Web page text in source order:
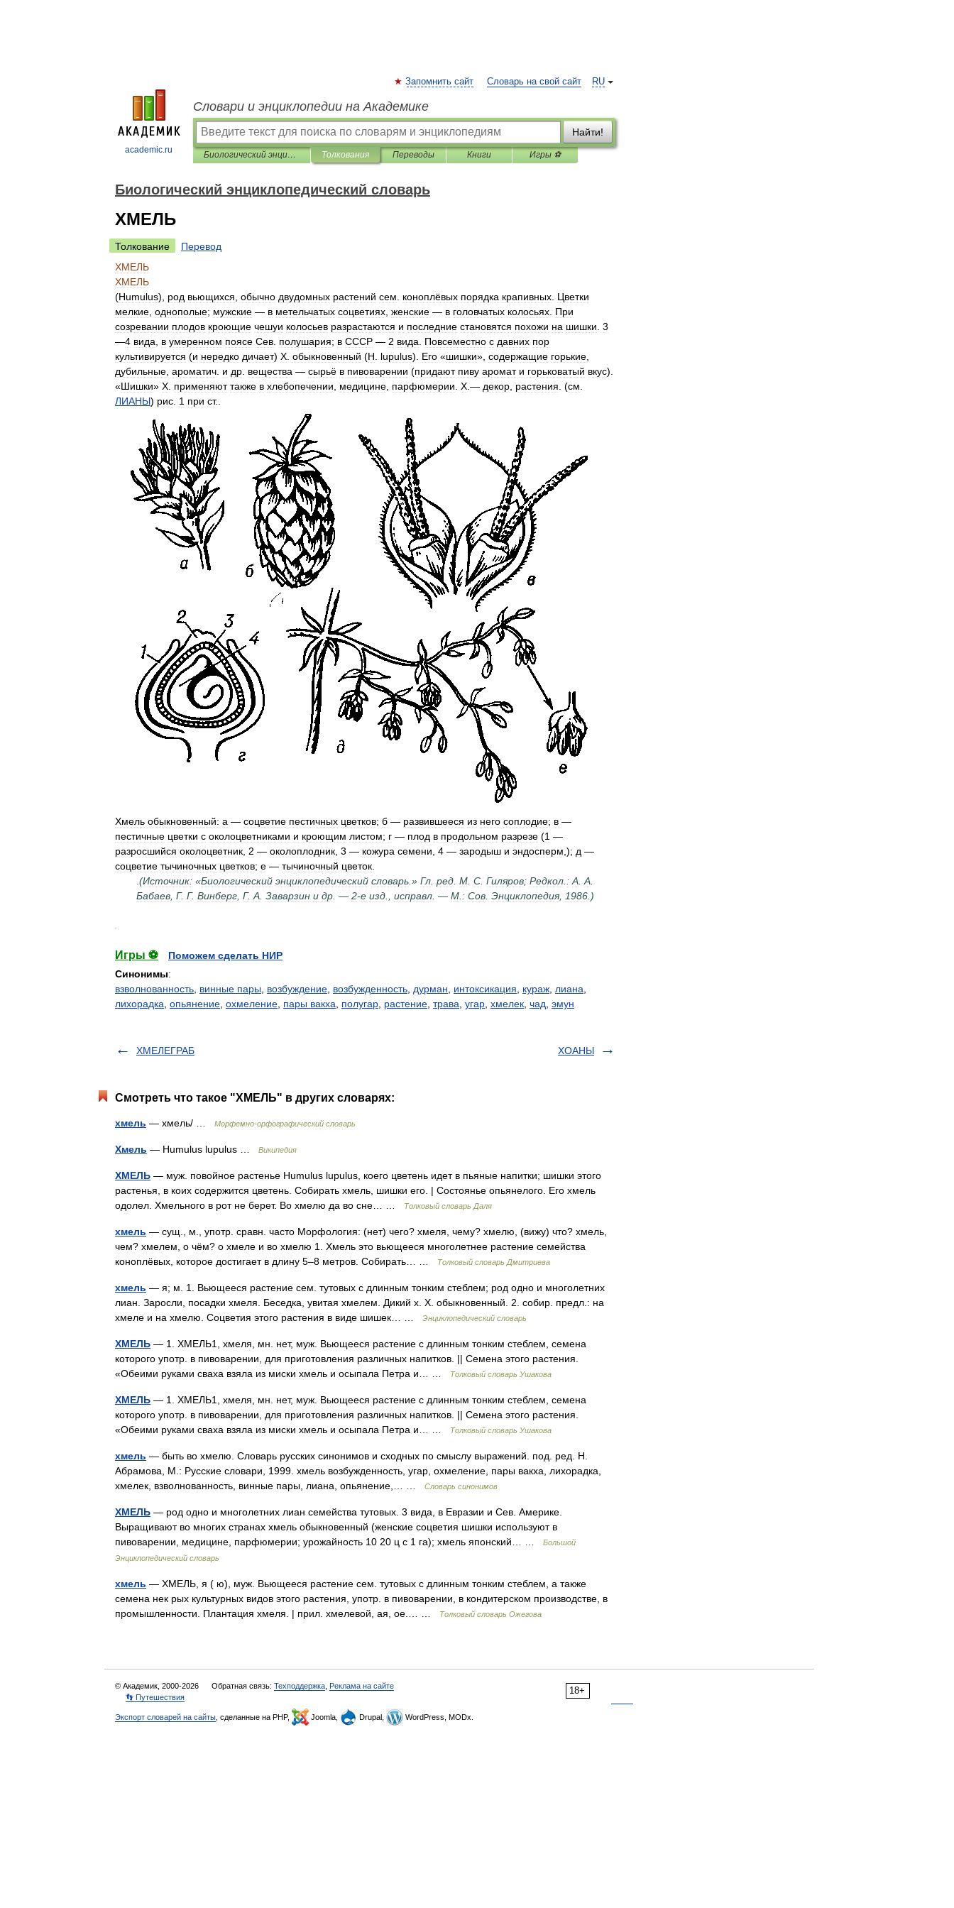
academic.ru
RU
Запомнить сайт Словарь на свой сайт
Словари и энциклопедии на Академике
Найти!
Биологический энциклопедический словарь Толкования Переводы Книги Игры ⚽
Биологический энциклопедический словарь
ХМЕЛЬ
Толкование
Перевод
ХМЕЛЬ
ХМЕЛЬ
(Humulus), род вьющихся обычно двудомных растений сем коноплёвых порядка крапивных Цветки
мелкие однополые; мужские — в метельчатых соцветиях женские — в головчатых колосьях При
созревании плодов кроющие чешуи колосьев разрастаются и последние становятся похожи на шишки 3
—4 вида в умеренном поясе Сев полушария; в СССР — 2 вида Повсеместно с давних пор
культивируется (и нередко дичает) X обыкновенный (Н lupulus). Его «шишки», содержащие горькие
дубильные ароматич и др вещества — сырьё в пивоварении (придают пиву аромат и горьковатый вкус).
«Шишки» X применяют также в хлебопечении медицине парфюмерии X .— декор растения . (см
ЛИАНЫ) рис 1 при ст..
Хмель обыкновенный: а — соцветие пестичных цветков; б — развившееся из него соплодие; в —
пестичные цветки с околоцветниками и кроющим листом; г — плод в продольном разрезе (1 —
разросшийся околоцветник 2 — околоплодник 3 — кожура семени 4 — зародыш и эндосперм ,); д —
соцветие тычиночных цветков; е — тычиночный цветок
(Источник: «Биологический энциклопедический словарь .» Гл ред М С Гиляров; Редкол : А А
Бабаев Г. Г. Винберг Г. А Заварзин и др . — 2-е изд исправл . — М : Сов Энциклопедия 1986 .)
Игры ⚽
Поможем сделать НИР
Синонимы:
взволнованность винные пары возбуждение возбужденность дурман интоксикация кураж лиана
лихорадка опьянение охмеление пары вакха полугар растение трава угар хмелек чад эмун
ХМЕЛЕГРАБ ХОАНЫ
Смотреть что такое "ХМЕЛЬ" в других словарях:
хмель — хмель/ … Морфемно-орфографический словарь
Хмель — Humulus lupulus … Википедия
ХМЕЛЬ — муж. повойное растенье Humulus lupulus, коего цветень идет в пьяные напитки; шишки этого
растенья, в коих содержится цветень. Собирать хмель, шишки его. | Состоянье опьянелого. Его хмель
одолел. Хмельного в рот не берет. Во хмелю да во сне… …
Толковый словарь Даля
хмель — сущ., м., употр. сравн. часто Морфология: (нет) чего? хмеля, чему? хмелю, (вижу) что? хмель,
чем? хмелем, о чём? о хмеле и во хмелю 1. Хмель это вьющееся многолетнее растение семейства
коноплёвых, которое достигает в длину 5–8 метров. Собирать… …
Толковый словарь Дмитриева
хмель — я; м. 1. Вьющееся растение сем. тутовых с длинным тонким стеблем; род одно и многолетних
лиан. Заросли, посадки хмеля. Беседка, увитая хмелем. Дикий х. Х. обыкновенный. 2. собир. предл.: на
хмеле и на хмелю. Соцветия этого растения в виде шишек… …
Энциклопедический словарь
ХМЕЛЬ — 1. ХМЕЛЬ1, хмеля, мн. нет, муж. Вьющееся растение с длинным тонким стеблем, семена
которого употр. в пивоварении, для приготовления различных напитков. || Семена этого растения.
«Обеими руками сваха взяла из миски хмель и осыпала Петра и… …
Толковый словарь Ушакова
ХМЕЛЬ — 1. ХМЕЛЬ1, хмеля, мн. нет, муж. Вьющееся растение с длинным тонким стеблем, семена
которого употр. в пивоварении, для приготовления различных напитков. || Семена этого растения.
«Обеими руками сваха взяла из миски хмель и осыпала Петра и… …
Толковый словарь Ушакова
хмель — быть во хмелю. Словарь русских синонимов и сходных по смыслу выражений. под. ред. Н.
Абрамова, М.: Русские словари, 1999. хмель возбужденность, угар, охмеление, пары вакха, лихорадка,
хмелек, взволнованность, винные пары, лиана, опьянение,… …
Словарь синонимов
ХМЕЛЬ — род одно и многолетних лиан семейства тутовых. 3 вида, в Евразии и Сев. Америке.
Выращивают во многих странах хмель обыкновенный (женские соцветия шишки используют в
пивоварении, медицине, парфюмерии; урожайность 10 20 ц с 1 га); хмель японский… …
Большой
Энциклопедический словарь
хмель — ХМЕЛЬ, я ( ю), муж. Вьющееся растение сем. тутовых с длинным тонким стеблем, а также
семена нек рых культурных видов этого растения, употр. в пивоварении, в кондитерском производстве, в
промышленности. Плантация хмеля. | прил. хмелевой, ая, ое.… …
Толковый словарь Ожегова
18+
© Академик, 2000-2026 Обратная связь: Техподдержка Реклама на сайте
👣 Путешествия
Экспорт словарей на сайты , сделанные на PHP, Joomla, Drupal, WordPress, MODx.